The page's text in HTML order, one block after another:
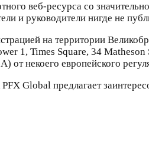
веб-ресурса со
и руководители нигде не
на территории
1, Times Square, 34
некоего европейского
Global предлагает